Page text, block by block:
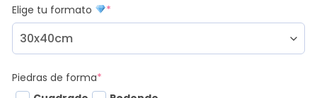
Elige tu formato *
Piedras de forma*